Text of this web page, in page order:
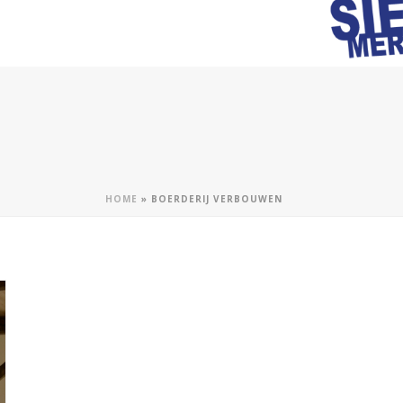
HOME » BOERDERIJ VERBOUWEN